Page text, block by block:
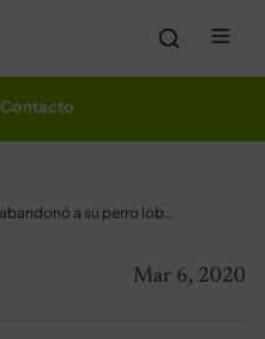
Contacto
Hombre abandonó a su perro lobo en un refugio para que lo sacrificaran, pero un santuario lo salvó
Mar 6, 2020